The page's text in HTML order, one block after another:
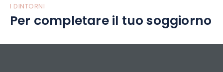
I DINTORNI
Per completare il tuo soggiorno